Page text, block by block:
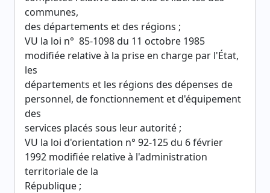
communes,
des départements et des régions ;
VU la loi n° 85-1098 du 11 octobre 1985
modifiée relative à la prise en charge par l'État,
les
départements et les régions des dépenses de
personnel, de fonctionnement et d'équipement
des
services placés sous leur autorité ;
VU la loi d'orientation n° 92-125 du 6 février
1992 modifiée relative à l'administration
territoriale de la
République ;